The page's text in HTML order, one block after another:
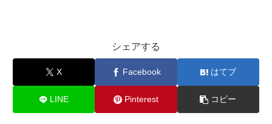
シェアする
X Facebook はてブ
LINE Pinterest コピー